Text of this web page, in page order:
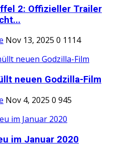
2: Offizieller Trailer
Nov 13, 2025 0 1114
neuen Godzilla-Film
Nov 4, 2025 0 945
im Januar 2020